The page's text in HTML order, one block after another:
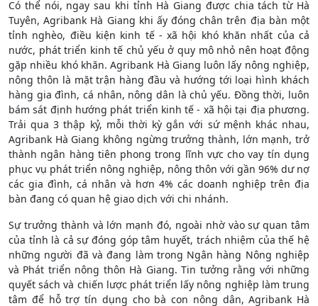
Có thể nói, ngay sau khi tỉnh Hà Giang được chia tách từ Hà
Tuyên, Agribank Hà Giang khi ấy đóng chân trên địa bàn một
tỉnh nghèo, điều kiện kinh tế - xã hội khó khăn nhất của cả
nước, phát triển kinh tế chủ yếu ở quy mô nhỏ nên hoạt động
gặp nhiều khó khăn. Agribank Hà Giang luôn lấy nông nghiệp,
nông thôn là mặt trận hàng đầu và hướng tới loại hình khách
hàng gia đình, cá nhân, nông dân là chủ yếu. Đồng thời, luôn
bám sát định hướng phát triển kinh tế - xã hội tại địa phương.
Trải qua 3 thập kỷ, mỗi thời kỳ gắn với sứ mệnh khác nhau,
Agribank Hà Giang không ngừng trưởng thành, lớn mạnh, trở
thành ngân hàng tiên phong trong lĩnh vực cho vay tín dụng
phục vụ phát triển nông nghiệp, nông thôn với gần 96% dư nợ
các gia đình, cá nhân và hơn 4% các doanh nghiệp trên địa
bàn đang có quan hệ giao dịch với chi nhánh.
Sự trưởng thành và lớn mạnh đó, ngoài nhờ vào sự quan tâm
của tỉnh là cả sự đóng góp tâm huyết, trách nhiệm của thế hệ
những người đã và đang làm trong Ngân hàng Nông nghiệp
và Phát triển nông thôn Hà Giang. Tin tưởng rằng với những
quyết sách và chiến lược phát triển lấy nông nghiệp làm trung
tâm để hỗ trợ tín dụng cho bà con nông dân, Agribank Hà